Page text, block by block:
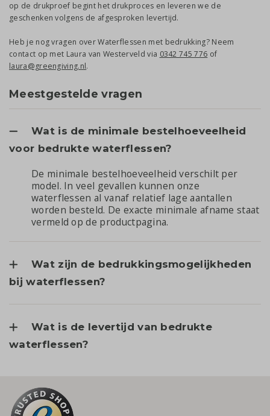
op de drukproef begint het drukproces en leveren we de
geschenken volgens de afgesproken levertijd.
Heb je nog vragen over Waterflessen met bedrukking? Neem
contact op met Laura van Westerveld via 0342 745 776 of
laura@greengiving.nl.
Meestgestelde vragen
Wat is de minimale bestelhoeveelheid
voor bedrukte waterflessen?
De minimale bestelhoeveelheid verschilt per
model. In veel gevallen kunnen onze
waterflessen al vanaf relatief lage aantallen
worden besteld. De exacte minimale afname staat
vermeld op de productpagina.
Wat zijn de bedrukkingsmogelijkheden
bij waterflessen?
Wat is de levertijd van bedrukte
waterflessen?